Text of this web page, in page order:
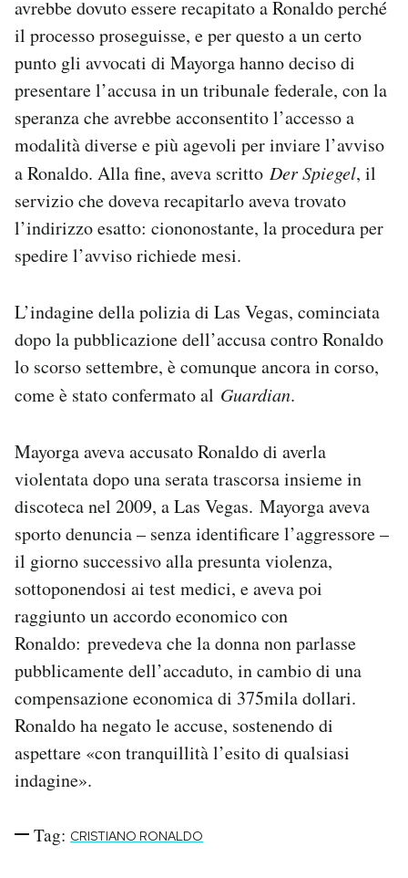
avrebbe dovuto essere recapitato a Ronaldo perché
il processo proseguisse, e per questo a un certo
punto gli avvocati di Mayorga hanno deciso di
presentare l’accusa in un tribunale federale, con la
speranza che avrebbe acconsentito l’accesso a
modalità diverse e più agevoli per inviare l’avviso
a Ronaldo. Alla fine, aveva scritto Der Spiegel, il
servizio che doveva recapitarlo aveva trovato
l’indirizzo esatto: ciononostante, la procedura per
spedire l’avviso richiede mesi.
L’indagine della polizia di Las Vegas, cominciata
dopo la pubblicazione dell’accusa contro Ronaldo
lo scorso settembre, è comunque ancora in corso,
come è stato confermato al Guardian.
Mayorga aveva accusato Ronaldo di averla
violentata dopo una serata trascorsa insieme in
discoteca nel 2009, a Las Vegas. Mayorga aveva
sporto denuncia – senza identificare l’aggressore –
il giorno successivo alla presunta violenza,
sottoponendosi ai test medici, e aveva poi
raggiunto un accordo economico con
Ronaldo: prevedeva che la donna non parlasse
pubblicamente dell’accaduto, in cambio di una
compensazione economica di 375mila dollari.
Ronaldo ha negato le accuse, sostenendo di
aspettare «con tranquillità l’esito di qualsiasi
indagine».
Tag: CRISTIANO RONALDO